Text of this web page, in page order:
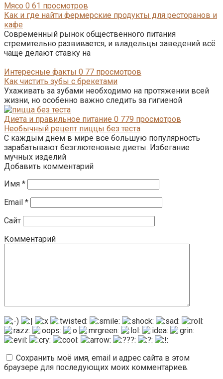
Мясо 0 61 просмотров
Как и где найти фермерские продукты для ресторанов и
кафе
Современный рынок общественного питания
стремительно развивается, и владельцы заведений всё
чаще делают ставку на
Интересные факты 0 77 просмотров
Как чистить зубы с брекетами
Ухаживать за зубами необходимо на протяжении всей
жизни, но особенно важно следить за гигиеной
Диета и правильное питание 0 779 просмотров
Необычный рецепт пиццы без теста
С каждым днем в мире все большую популярность
зарабатывают безглютеновые диеты. Избегание
мучных изделий
Добавить комментарий
Имя *
Email *
Сайт
Комментарий
Сохранить моё имя, email и адрес сайта в этом
браузере для последующих моих комментариев.